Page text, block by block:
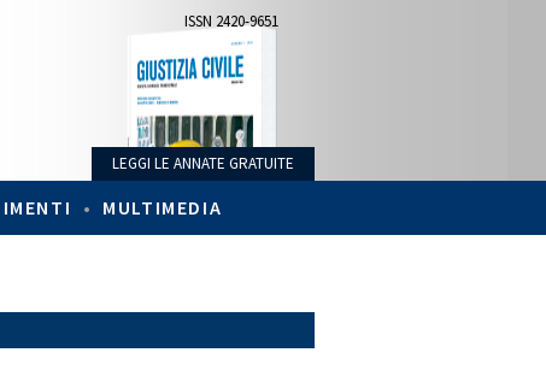
ISSN 2420-9651
LEGGI LE ANNATE GRATUITE
• MULTIMEDIA